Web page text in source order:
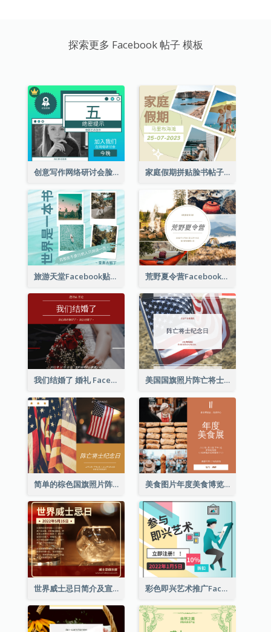
探索更多 Facebook 帖子 模板
创意写作网络研讨会脸书帖子 家庭假期拼贴脸书帖子
旅游天堂Facebook贴子 荒野夏令营Facebook帖子
我们结婚了 婚礼 Facebook 帖子 美国国旗照片阵亡将士纪念日庆祝活动Facebook帖子
简单的棕色国旗照片阵亡将士纪念日Facebook帖子 美食图片年度美食博览会邀请函Facebook帖子
世界威士忌日简介及宣传用Facebook帖子 彩色即兴艺术推广Facebook帖子